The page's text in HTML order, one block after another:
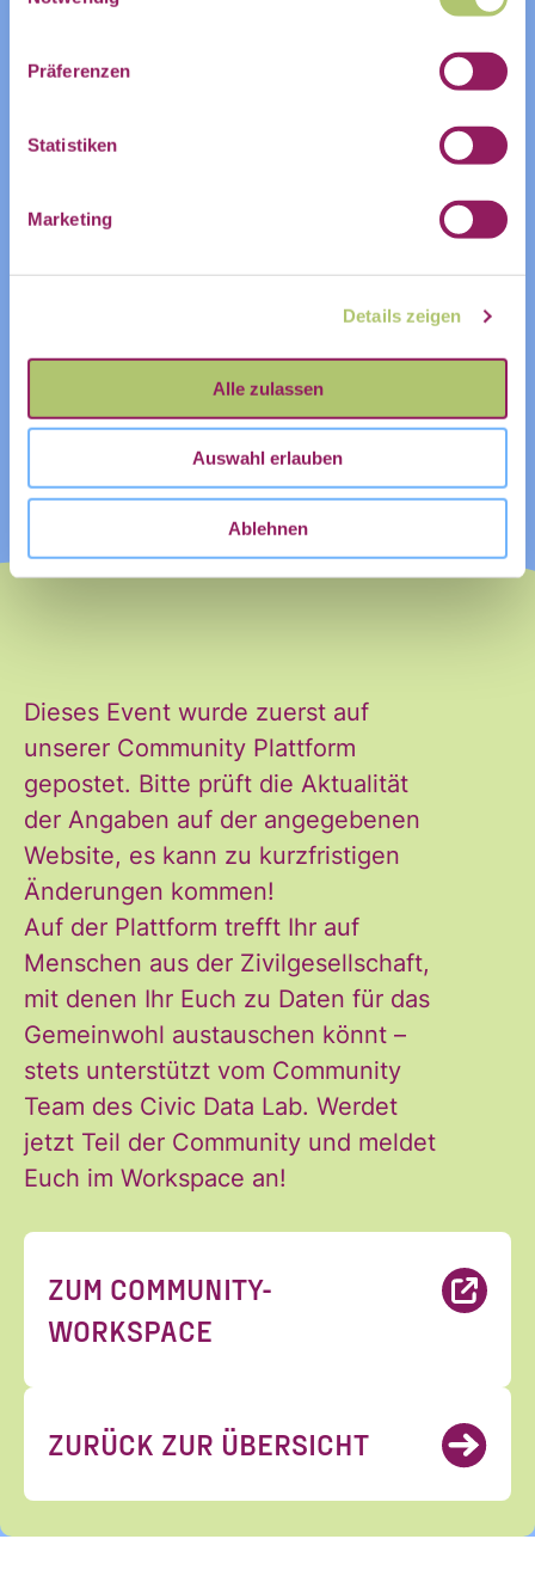
Präferenzen
Statistiken
Marketing
Details zeigen
Alle zulassen
Auswahl erlauben
Ablehnen
KALENDER
ZUM KALENDER HINZUFÜGEN
Dieses Event wurde zuerst auf
unserer Community Plattform
gepostet. Bitte prüft die Aktualität
der Angaben auf der angegebenen
Website, es kann zu kurzfristigen
Änderungen kommen!
Auf der Plattform trefft Ihr auf
Menschen aus der Zivilgesellschaft,
mit denen Ihr Euch zu Daten für das
Gemeinwohl austauschen könnt –
stets unterstützt vom Community
Team des Civic Data Lab. Werdet
jetzt Teil der Community und meldet
Euch im Workspace an!
ZUM COMMUNITY-
WORKSPACE
ZURÜCK ZUR ÜBERSICHT
Postfach:
Name
Nachname
Einwilligung
*
Ja, ich möchte den Newsletter
des Civic Data Lab per E-Mail
erhalten. Diese Einwilligung
kann ich jederzeit widerrufen.
Ich habe die Hinweise zum
Widerruf und der Verarbeitung
der Daten in den
Datenschutzvereinbarungen
gelesen und stimme diesen zu.
*
ANMELDEN